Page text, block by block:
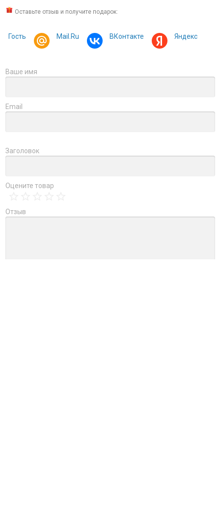
Оставьте отзыв и получите подарок:
Гость Mail.Ru ВКонтакте Яндекс
Ваше имя
Email
Заголовок
Оцените товар
Отзыв